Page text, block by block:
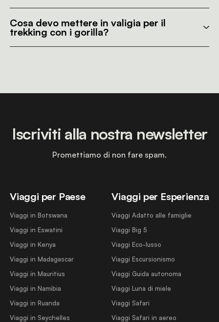
Cosa devo mettere in valigia per il
trekking con i gorilla?
Viaggi per Paese
Viaggi in Botswana
Viaggi in Eswatini
Viaggi in Kenya
Viaggi in Madagascar
Viaggi in Mauritius
Viaggi in Namibia
Viaggi in Ruanda
Viaggi in Seychelles
Viaggi per Esperienza
Viaggi Adatto alle famiglie
Viaggi Big 5
Viaggi Eco-lusso
Viaggi Escursionismo
Viaggi Guida autonoma
Viaggi Luna di miele
Viaggi Safari
Viaggi Safari in aereo
Iscriviti alla nostra newsletter
Promettiamo di non fare spam.